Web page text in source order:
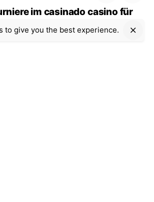
im casinado casino für
to give you the best experience.